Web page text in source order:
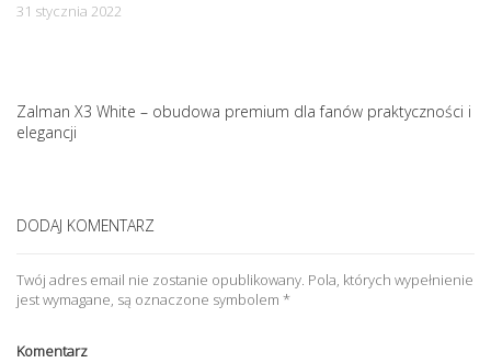
31 stycznia 2022
Zalman X3 White – obudowa premium dla fanów praktyczności i
elegancji
DODAJ KOMENTARZ
Twój adres email nie zostanie opublikowany. Pola, których wypełnienie
jest wymagane, są oznaczone symbolem *
Komentarz